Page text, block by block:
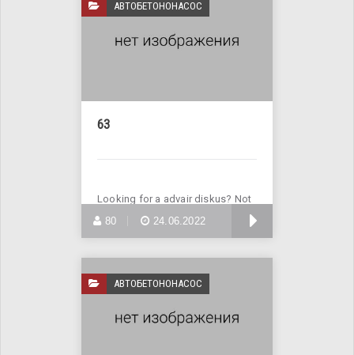
АВТОБЕТОНОНАСОС
63
Looking for a advair diskus? Not
a problem! Enter Site
80 24.06.2022
АВТОБЕТОНОНАСОС